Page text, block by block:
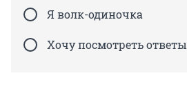
Я волк-одиночка
Хочу посмотреть ответы